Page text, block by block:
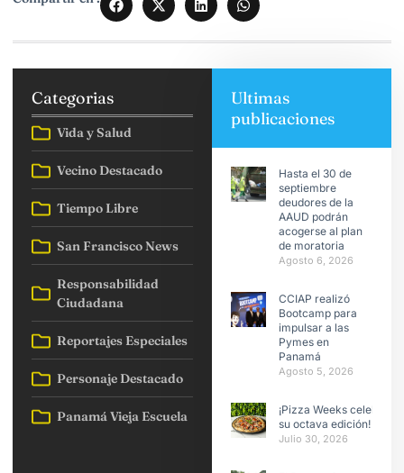
Categorias
Vida y Salud
Vecino Destacado
Tiempo Libre
San Francisco News
Responsabilidad
Ciudadana
Reportajes Especiales
Personaje Destacado
Panamá Vieja Escuela
Ultimas
publicaciones
Hasta el 30 de
septiembre
deudores de la
AAUD podrán
acogerse al plan
de moratoria
Agosto 6, 2026
CCIAP realizó
Bootcamp para
impulsar a las
Pymes en
Panamá
Agosto 5, 2026
¡Pizza Weeks celebra
su octava edición!
Julio 30, 2026